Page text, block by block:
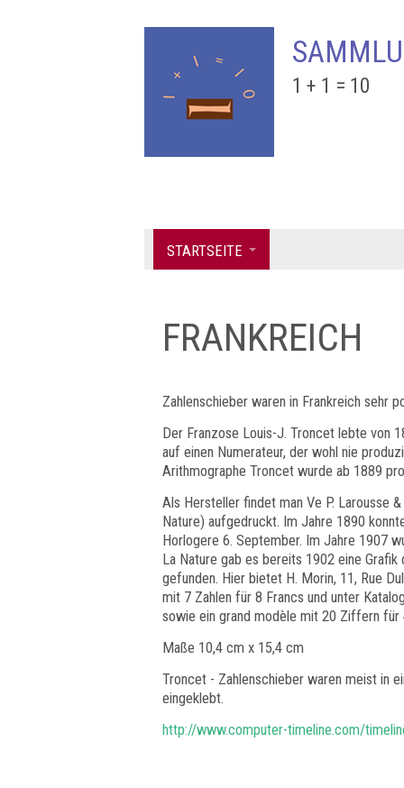
1 + 1 = 10
STARTSEITE
FRANKREICH
Zahlenschieber waren in Frankreich sehr
Der Franzose Louis-J. Troncet lebte von
auf einen Numerateur, der wohl nie
Arithmographe Troncet wurde ab 1889
Als Hersteller findet man Ve P. Larousse
Nature) aufgedruckt. Im Jahre 1890
Horlogere 6. September. Im Jahre 1907
La Nature gab es bereits 1902 eine
gefunden. Hier bietet H. Morin, 11, Rue
mit 7 Zahlen für 8 Francs und unter
sowie ein grand modèle mit 20 Ziffern für
Maße 10,4 cm x 15,4 cm
Troncet - Zahlenschieber waren meist in
eingeklebt.
http://www.computer-timeline.com/